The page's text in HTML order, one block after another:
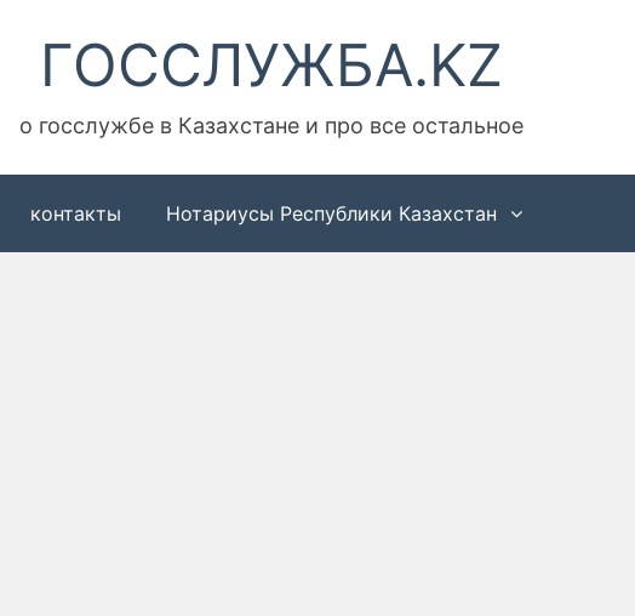
ГОССЛУЖБА.KZ
о госслужбе в Казахстане и про все остальное
контакты Нотариусы Республики Казахстан